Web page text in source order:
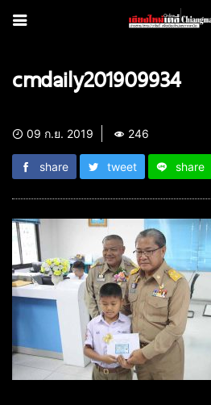
cmdaily201909934
09 ก.ย. 2019 246
share tweet share